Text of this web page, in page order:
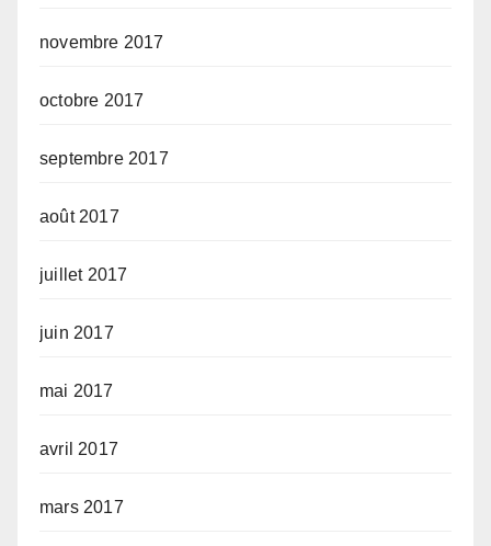
novembre 2017
octobre 2017
septembre 2017
août 2017
juillet 2017
juin 2017
mai 2017
avril 2017
mars 2017